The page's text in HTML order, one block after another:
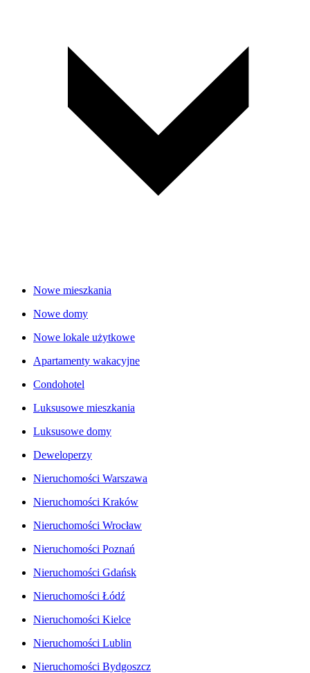
Nowe mieszkania
Nowe domy
Nowe lokale użytkowe
Apartamenty wakacyjne
Condohotel
Luksusowe mieszkania
Luksusowe domy
Deweloperzy
Nieruchomości Warszawa
Nieruchomości Kraków
Nieruchomości Wrocław
Nieruchomości Poznań
Nieruchomości Gdańsk
Nieruchomości Łódź
Nieruchomości Kielce
Nieruchomości Lublin
Nieruchomości Bydgoszcz